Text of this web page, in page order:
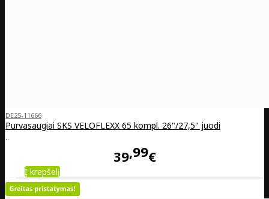
DE25-11666
Purvasaugiai SKS VELOFLEXX 65 kompl. 26"/27,5" juodi
..
39 99€
Į krepšelį